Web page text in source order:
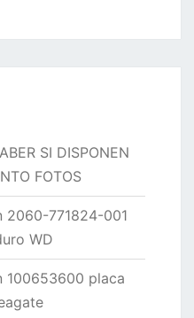
SI DISPONEN
FOTOS
2060-771824-001
WD
100653600 placa